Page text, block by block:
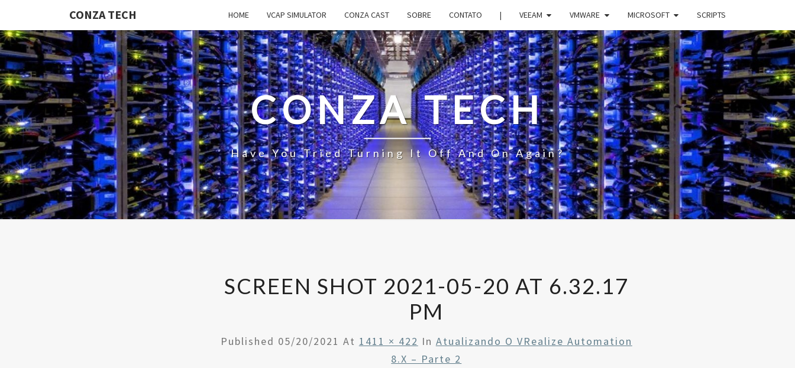
CONZA TECH HOME VCAP SIMULATOR CONZA CAST SOBRE CONTATO | VEEAM VMWARE MICROSOFT SCRIPTS
CONZA TECH
Have You Tried Turning It Off And On Again?
SCREEN SHOT 2021-05-20 AT 6.32.17
PM
Published 05/20/2021 At 1411 × 422 In Atualizando O VRealize Automation
8.x – Parte 2